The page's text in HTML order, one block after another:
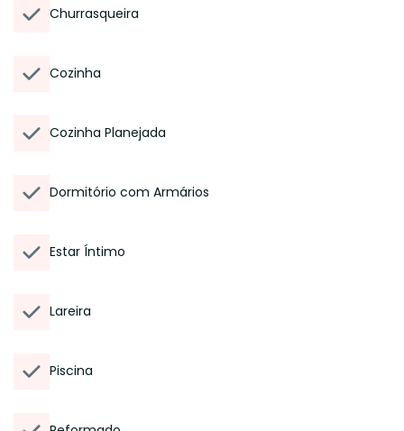
Churrasqueira
Cozinha
Cozinha Planejada
Dormitório com Armários
Estar Íntimo
Lareira
Piscina